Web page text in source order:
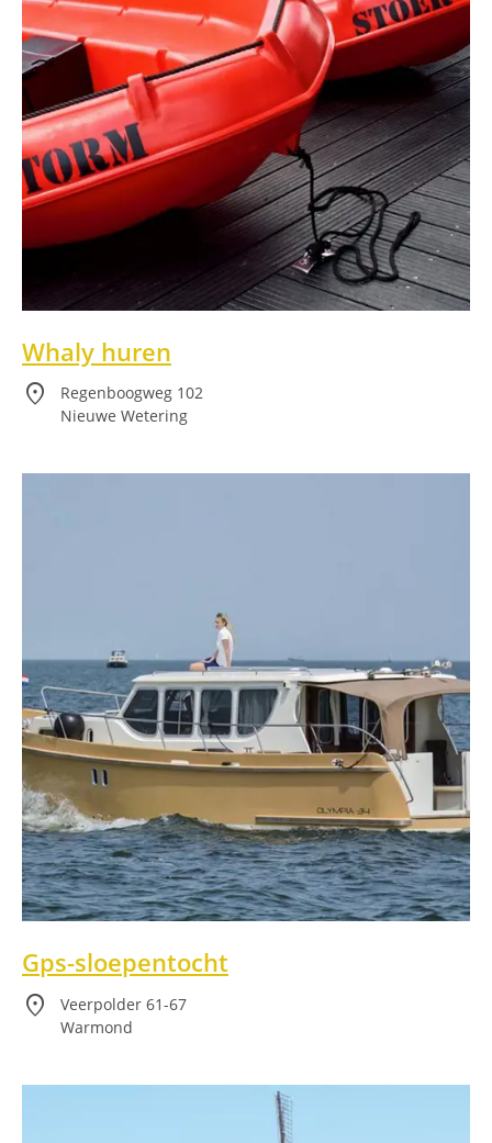
Whaly huren
location_on
Regenboogweg 102
Nieuwe Wetering
Gps-sloepentocht
location_on
Veerpolder 61-67
Warmond